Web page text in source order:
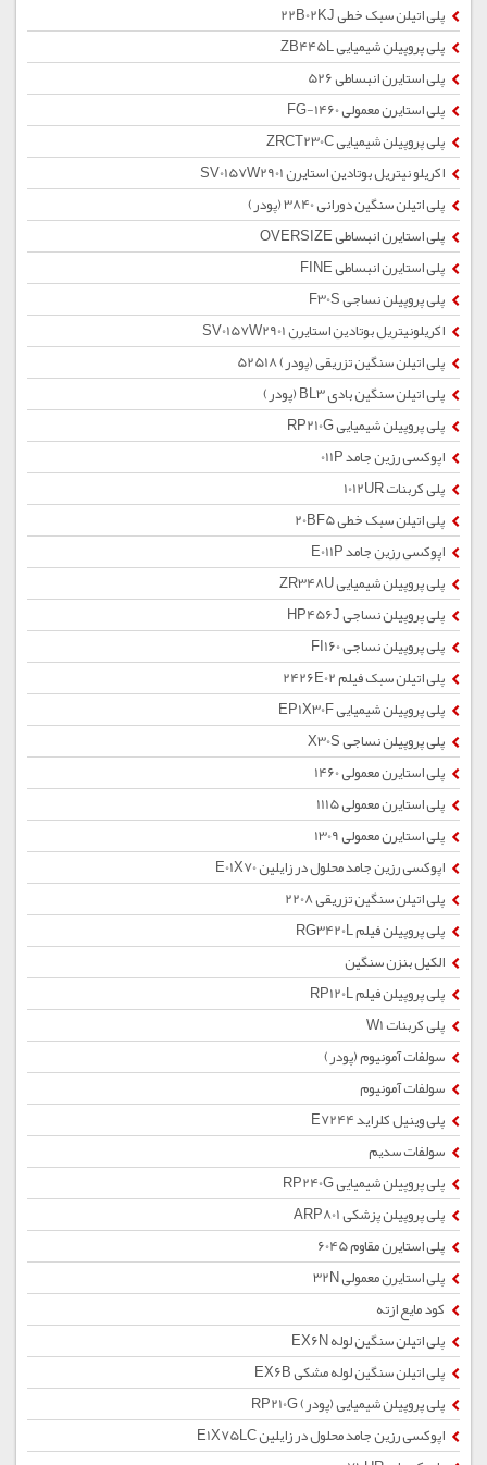
پلی اتیلن سبک خطی 22B02KJ
پلی پروپیلن شیمیایی ZB445L
پلی استایرن انبساطی 526
پلی استایرن معمولی 1460-FG
پلی پروپیلن شیمیایی ZRCT230C
اکریلو نیتریل بوتادین استایرن SV0157W2901
پلی اتیلن سنگین دورانی 3840 (پودر)
پلی استایرن انبساطی OVERSIZE
پلی استایرن انبساطی FINE
پلی پروپیلن نساجی F30S
اکریلونیتریل بوتادین استایرن SV0157W2901
پلی اتیلن سنگین تزریقی (پودر) 52518
پلی اتیلن سنگین بادی BL3 (پودر)
پلی پروپیلن شیمیایی RP210G
اپوکسی رزین جامد 011P
پلی کربنات 1012UR
پلی اتیلن سبک خطی 20BF5
اپوکسی رزین جامد E011P
پلی پروپیلن شیمیایی ZR348U
پلی پروپیلن نساجی HP456J
پلی پروپیلن نساجی FI160
پلی اتیلن سبک فیلم 2426E02
پلی پروپیلن شیمیایی EP1X30F
پلی پروپیلن نساجی X30S
پلی استایرن معمولی 1460
پلی استایرن معمولی 1115
پلی استایرن معمولی 1309
اپوکسی رزین جامد محلول در زایلین E01X70
پلی اتیلن سنگین تزریقی 2208
پلی پروپیلن فیلم RG3420L
الکیل بنزن سنگین
پلی پروپیلن فیلم RP120L
پلی کربنات W1
سولفات آمونیوم (پودر)
سولفات آمونیوم
پلی وینیل کلراید E7244
سولفات سدیم
پلی پروپیلن شیمیایی RP240G
پلی پروپیلن پزشکی ARP801
پلی استایرن مقاوم 6045
پلی استایرن معمولی 32N
کود مایع ازته
پلی اتیلن سنگین لوله EX6N
پلی اتیلن سنگین لوله مشکی EX6B
پلی پروپیلن شیمیایی (پودر) RP210G
اپوکسی رزین جامد محلول در زایلین E1X75LC